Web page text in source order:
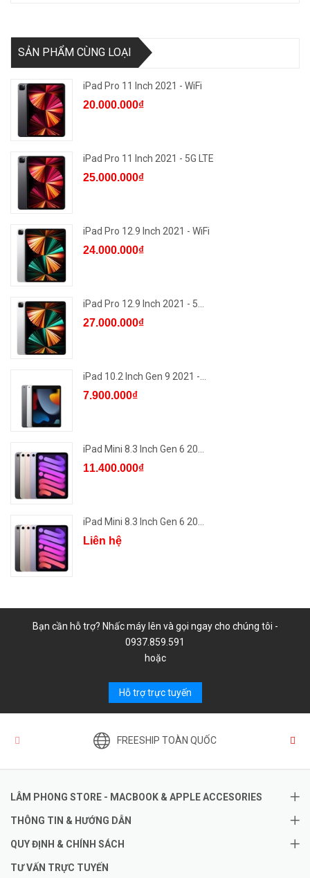
SẢN PHẨM CÙNG LOẠI
iPad Pro 11 Inch 2021 - WiFi
20.000.000₫
iPad Pro 11 Inch 2021 - 5G LTE
25.000.000₫
iPad Pro 12.9 Inch 2021 - WiFi
24.000.000₫
iPad Pro 12.9 Inch 2021 - 5...
27.000.000₫
iPad 10.2 Inch Gen 9 2021 -...
7.900.000₫
iPad Mini 8.3 Inch Gen 6 20...
11.400.000₫
iPad Mini 8.3 Inch Gen 6 20...
Liên hệ
Bạn cần hỗ trợ? Nhấc máy lên và gọi ngay cho chúng tôi -
0937.859.591
hoặc
Hỗ trợ trực tuyến
FREESHIP TOÀN QUỐC
LÂM PHONG STORE - MACBOOK & APPLE ACCESORIES
THÔNG TIN & HƯỚNG DẪN
QUY ĐỊNH & CHÍNH SÁCH
TƯ VẤN TRỰC TUYẾN